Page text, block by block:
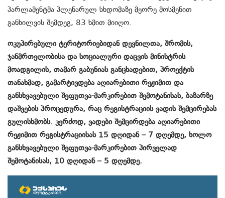
პარლამენტმა პლენარულ სხდომაზე მეორე მოსმენით
განხილვის შემდეგ, 83 ხმით მიიღო.
ოკუპირებული ტერიტორიებიდან დევნილთა, შრომის,
ჯანმრთელობისა და სოციალური დაცვის მინისტრის
მოადგილის, თამარ გაბუნიას განცხადებით, პროექტის
თანახმად, გამარტივდება აღიარებითი რეჟიმით და
განსხვავებული შეფუთვა-მარკირებით შემოტანისას, ბაზარზე
დაშვების პროცედურა, რაც რეგისტრაციის ვადის შემცირებას
გულისხმობს. კერძოდ, ვადები შემცირდება აღიარებითი
რეჟიმით რეგისტრაციისას 15 დღიდან – 7 დღემდე, ხოლო
განსხვავებული შეფუთვა-მარკირებით პირველად
შემოტანისას, 10 დღიდან – 5 დღემდე.